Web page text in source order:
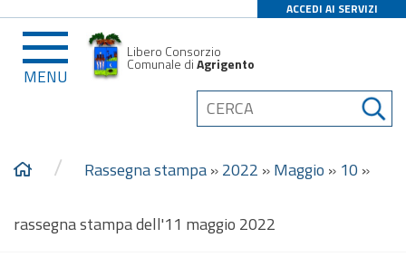
ACCEDI AI SERVIZI
MENU
Libero Consorzio
Comunale diAgrigento
/ Rassegna stampa»2022 »Maggio » 10 »
rassegna stampa dell'11 maggio 2022